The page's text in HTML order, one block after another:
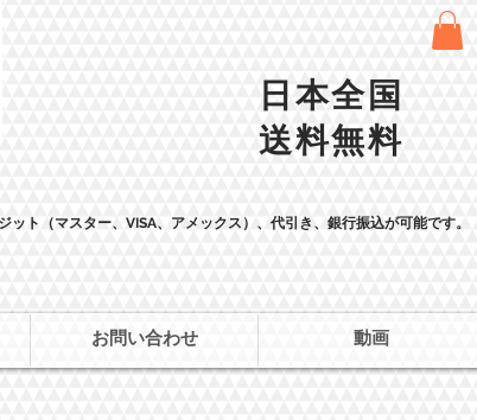
日本全国
送料無料
ット（マスター、VISA、アメックス）、 代引き、銀行振込が可能です。
お問い合わせ 動画